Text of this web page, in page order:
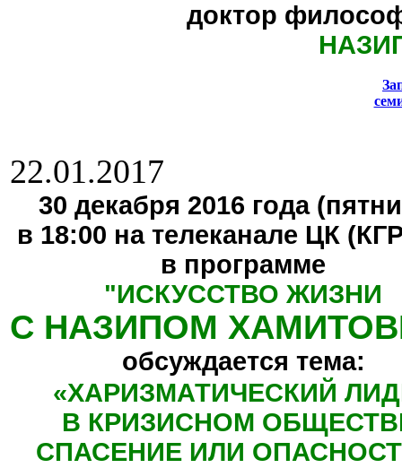
доктор
22.01.2017
30 декабря 2016 года
в 18:00 на телеканале ЦК
в программе
"ИСКУССТВО ЖИЗНИ
С НАЗИПОМ
обсуждается тема:
«ХАРИЗМАТИЧЕСКИЙ
В КРИЗИСНОМ
СПАСЕНИЕ ИЛИ